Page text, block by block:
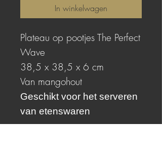
In winkelwagen
Plateau op pootjes The Perfect
Wave
38,5 x 38,5 x 6 cm
Van mangohout
Geschikt voor het serveren
van etenswaren